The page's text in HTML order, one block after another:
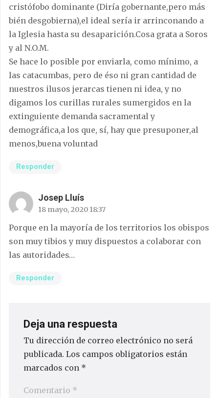
cristófobo dominante (Diría gobernante,pero más
bién desgobierna),el ideal sería ir arrinconando a
la Iglesia hasta su desaparición.Cosa grata a Soros
y al N.O.M.
Se hace lo posible por enviarla, como mínimo, a
las catacumbas, pero de éso ni gran cantidad de
nuestros ilusos jerarcas tienen ni idea, y no
digamos los curillas rurales sumergidos en la
extinguiente demanda sacramental y
demográfica,a los que, sí, hay que presuponer,al
menos,buena voluntad
Responder
Josep Lluís
18 mayo, 2020 18:37
Porque en la mayoría de los territorios los obispos
son muy tibios y muy dispuestos a colaborar con
las autoridades…
Responder
Deja una respuesta
Tu dirección de correo electrónico no será
publicada. Los campos obligatorios están
marcados con *